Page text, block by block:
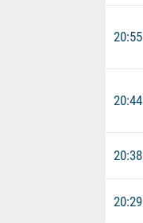
20:55
20:44
20:38
20:29